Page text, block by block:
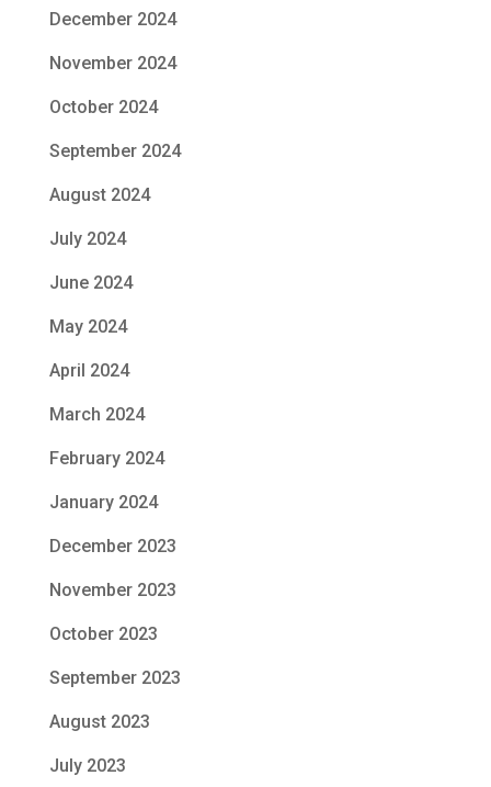
December 2024
November 2024
October 2024
September 2024
August 2024
July 2024
June 2024
May 2024
April 2024
March 2024
February 2024
January 2024
December 2023
November 2023
October 2023
September 2023
August 2023
July 2023